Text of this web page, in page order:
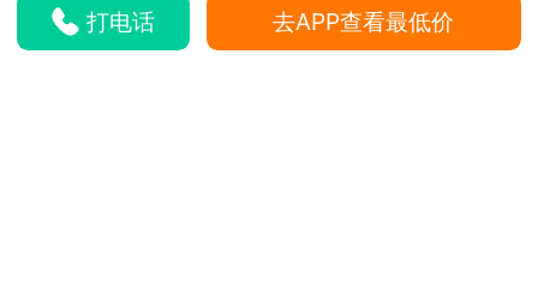
打电话 去APP查看最低价